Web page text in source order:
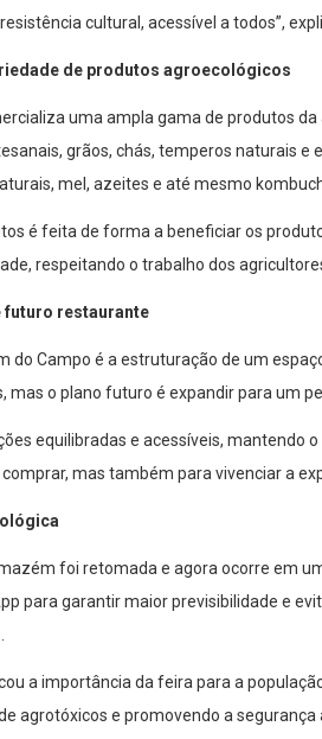
cultural, acessível a todos”,
de produtos agroecológicos
uma ampla gama de produtos
grãos, chás, temperos naturais
mel, azeites e até mesmo
é feita de forma a beneficiar os
respeitando o trabalho dos
futuro restaurante
do Campo é a estruturação de um
mas o plano futuro é expandir para um
equilibradas e acessíveis, mantendo
mas também para vivenciar a
foi retomada e agora ocorre em
para garantir maior previsibilidade e
a importância da feira para a
agrotóxicos e promovendo a segurança